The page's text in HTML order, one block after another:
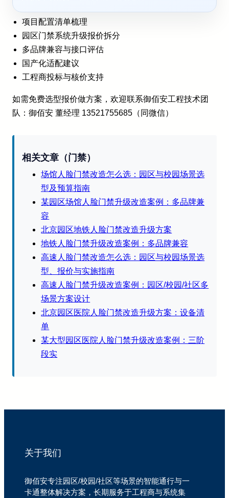
项目配置清单梳理
园区门禁系统升级报价拆分
多品牌兼容与接口评估
国产化适配建议
工程商投标与核价支持
如需免费选型报价做方案，欢迎联系御佰安工程技术团
队：御佰安 董经理 13521755685（同微信）
相关文章（门禁）
场馆人脸门禁改造怎么选：园区与校园场景选
型及预算指南
某园区场馆人脸门禁升级改造案例：多品牌兼
容
北京园区地铁人脸门禁改造升级方案
地铁人脸门禁升级改造案例：多品牌兼容
高速人脸门禁改造怎么选：园区与校园场景选
型、报价与实施指南
高速人脸门禁升级改造案例：园区/校园/社区多
场景方案设计
北京园区医院人脸门禁改造升级方案：设备清
单
某大型园区医院人脸门禁升级改造案例：三阶
段实
关于我们
御佰安专注园区/校园/社区等场景的智能通行与一
卡通整体解决方案，长期服务于工程商与系统集